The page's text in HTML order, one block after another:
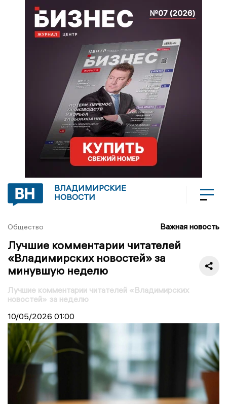
ВЛАДИМИРСКИЕ
НОВОСТИ
Общество Важная новость
Лучшие комментарии читателей
«Владимирских новостей» за
минувшую неделю
Лучшие комментарии читателей «Владимирских
новостей» за неделю
10/05/2026 01:00